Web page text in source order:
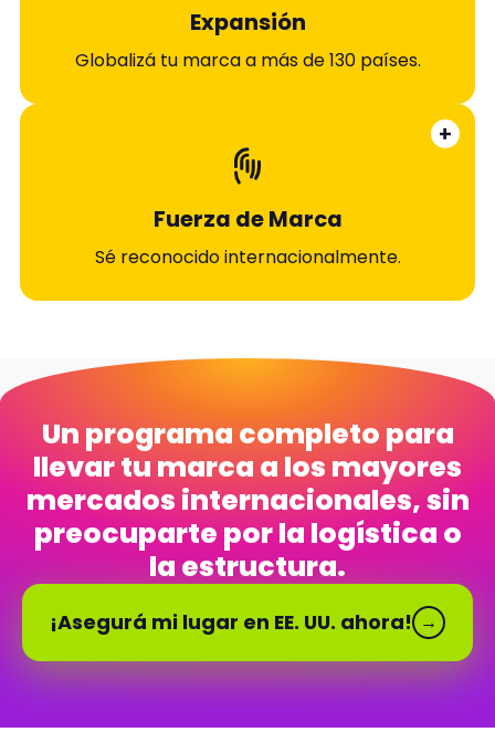
Expansión
Globalizá tu marca a más de 130 países.
+
Fuerza de Marca
Sé reconocido internacionalmente.
Un programa completo para
llevar tu marca a los mayores
mercados internacionales, sin
preocuparte por la logística o
la estructura.
¡Asegurá mi lugar en EE. UU. ahora! →